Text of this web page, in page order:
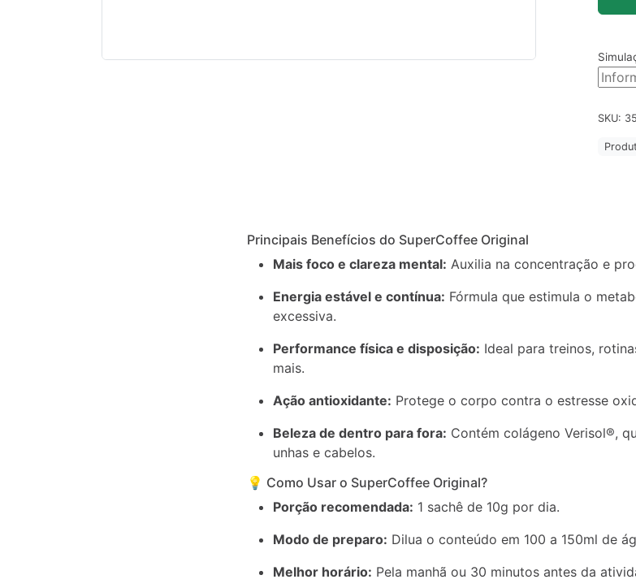
10g
SKU:
Principais Benefícios do SuperCoffee Original
Mais foco e clareza mental: Auxilia na concentração e
Energia estável e contínua: Fórmula que estimula o
excessiva.
Performance física e disposição: Ideal para treinos,
mais.
Ação antioxidante: Protege o corpo contra o estresse
Beleza de dentro para fora: Contém colágeno Verisol®,
unhas e cabelos.
💡 Como Usar o SuperCoffee Original?
Porção recomendada: 1 sachê de 10g por dia.
Modo de preparo: Dilua o conteúdo em 100 a 150ml de
Melhor horário: Pela manhã ou 30 minutos antes da